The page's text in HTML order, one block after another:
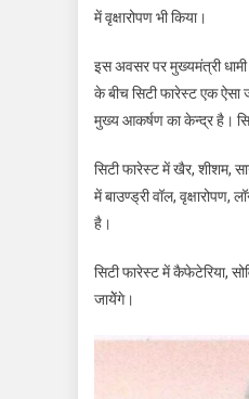
में वृक्षारोपण भी किया।
इस अवसर पर मुख्यमंत्री धामी
के बीच सिटी फारेस्ट एक ऐसा
मुख्य आकर्षण का केन्द्र है।
सिटी फारेस्ट में खैर, शीशम,
में बाउण्ड्री वॉल, वृक्षारोपण,
है।
सिटी फारेस्ट में कैफेटेरिया,
जायेेंगे।